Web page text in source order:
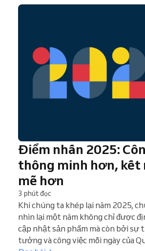
Điểm nhấn 2025:
thông minh hơn, kết
mẽ hơn
3 phút đọc
Khi chúng ta khép lại năm 2025,
nhìn lại một năm không chỉ được
cập nhật sản phẩm mà còn bởi sự
tưởng và công việc mỗi ngày của